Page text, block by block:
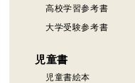
高校学習参考書
大学受験参考書
児童書
児童書絵本